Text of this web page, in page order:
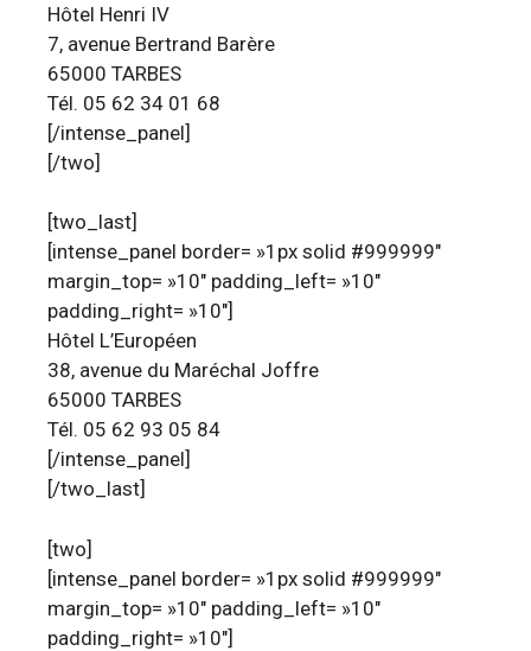
Hôtel Henri IV
7, avenue Bertrand Barère
65000 TARBES
Tél. 05 62 34 01 68
[/intense_panel]
[/two]
[two_last]
[intense_panel border= »1px solid #999999″
margin_top= »10″ padding_left= »10″
padding_right= »10″]
Hôtel L’Européen
38, avenue du Maréchal Joffre
65000 TARBES
Tél. 05 62 93 05 84
[/intense_panel]
[/two_last]
[two]
[intense_panel border= »1px solid #999999″
margin_top= »10″ padding_left= »10″
padding_right= »10″]